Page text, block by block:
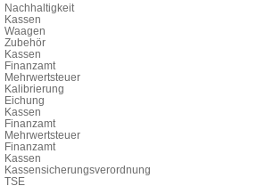
Nachhaltigkeit
Kassen
Waagen
Zubehör
Kassen
Finanzamt
Mehrwertsteuer
Kalibrierung
Eichung
Kassen
Finanzamt
Mehrwertsteuer
Finanzamt
Kassen
Kassensicherungsverordnung
TSE